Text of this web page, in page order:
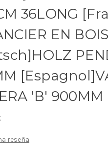
36LONG
EN
'B' 900MM
reseña